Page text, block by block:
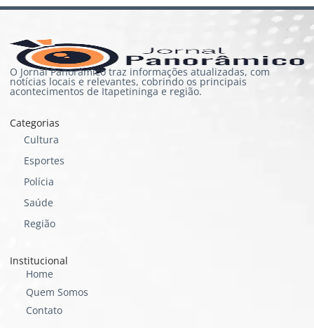
O Jornal Panorâmico traz informações atualizadas, com
notícias locais e relevantes, cobrindo os principais
acontecimentos de Itapetininga e região.
Categorias
Cultura
Esportes
Polícia
Saúde
Região
Institucional
Home
Quem Somos
Contato